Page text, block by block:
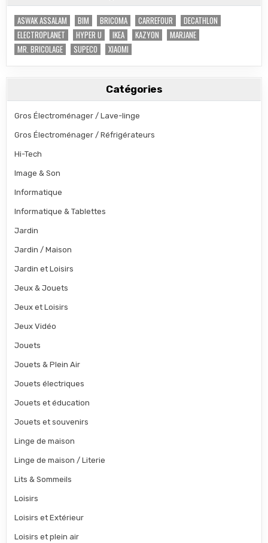
ASWAK ASSALAM BIM BRICOMA CARREFOUR
DECATHLON
ELECTROPLANET
HYPER U IKEA KAZYON
MARJANE
MR. BRICOLAGE
SUPECO XIAOMI
Catégories
Gros Électroménager / Lave-linge
Gros Électroménager / Réfrigérateurs
Hi-Tech
Image & Son
Informatique
Informatique & Tablettes
Jardin
Jardin / Maison
Jardin et Loisirs
Jeux & Jouets
Jeux et Loisirs
Jeux Vidéo
Jouets
Jouets & Plein Air
Jouets électriques
Jouets et éducation
Jouets et souvenirs
Linge de maison
Linge de maison / Literie
Lits & Sommeils
Loisirs
Loisirs et Extérieur
Loisirs et plein air